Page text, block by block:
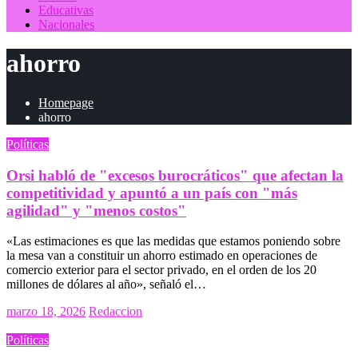
Educativas
Nacionales
ahorro
Homepage
ahorro
Políticas
Orsi habló de "excesos burocráticos" que afectan la
competitividad y apuntó a un país con "más
agilidad" y "menos costos"
«Las estimaciones es que las medidas que estamos poniendo sobre
la mesa van a constituir un ahorro estimado en operaciones de
comercio exterior para el sector privado, en el orden de los 20
millones de dólares al año», señaló el…
Posted
marzo 18, 2026 Redaccion
Políticas